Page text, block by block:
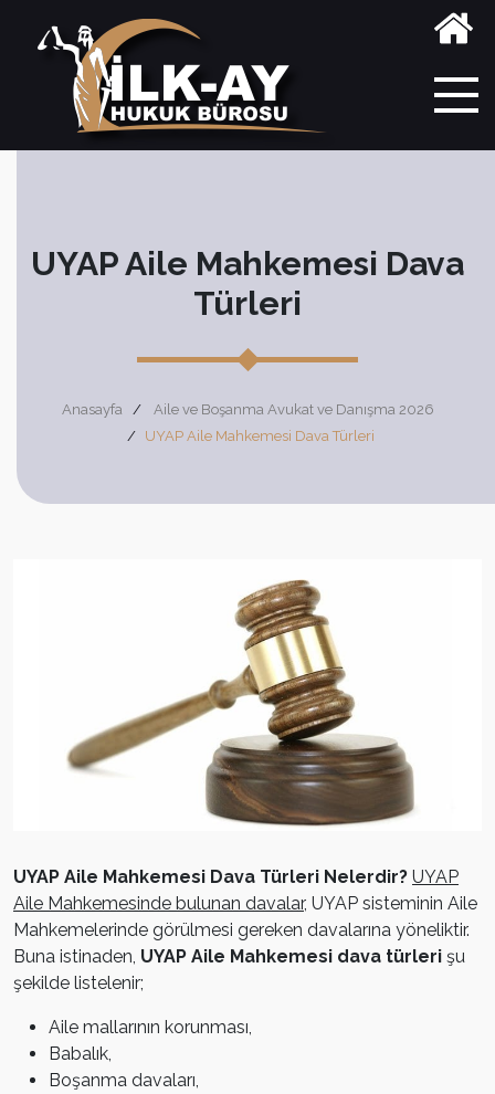
UYAP Aile Mahkemesi Dava
Türleri
Anasayfa
Aile ve Boşanma Avukat ve Danışma 2026
UYAP Aile Mahkemesi Dava Türleri
UYAP Aile Mahkemesi Dava Türleri Nelerdir? UYAP
Aile Mahkemesinde bulunan davalar, UYAP sisteminin Aile
Mahkemelerinde görülmesi gereken davalarına yöneliktir.
Buna istinaden, UYAP Aile Mahkemesi dava türleri şu
şekilde listelenir;
Aile mallarının korunması,
Babalık,
Boşanma davaları,